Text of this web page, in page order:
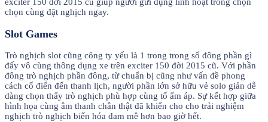
chọn cùng đặt nghịch ngay.
Slot Games
Trò nghịch slot cũng công ty yếu là 1 trong trong số đông phần gì
đấy vô cùng thông dụng xe trên exciter 150 đời 2015 cũ. Với phần
đông trò nghịch phần đông, từ chuẩn bị cũng như vấn đề phong
cách cổ điển đến thanh lịch, người phần lớn sở hữu vẻ solo giản dễ
dàng chọn thấy trò nghịch phù hợp cùng tổ ấm áp. Sự kết hợp giữa
hình họa cùng âm thanh chân thật đã khiến cho cho trải nghiệm
nghịch trò nghịch biến hóa đam mê hơn bao giờ hết.